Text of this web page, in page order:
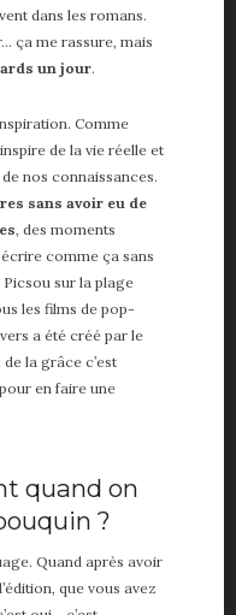
dans les romans.
ça me rassure, mais
un jour.
Comme
de la vie réelle et
nos connaissances.
sans avoir eu de
, des moments
comme ça sans
sur la plage
les films de pop-
a été créé par le
de la grâce c’est
en faire une
quand on
?
Quand après avoir
que vous avez